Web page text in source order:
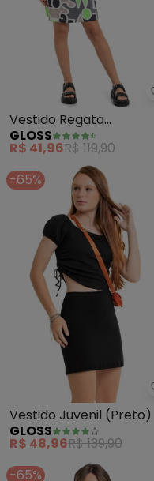
Vestido Regata
Estampado (Verde)
GLOSS
R$ 41,96R$ 119,90
-65%
Vestido Juvenil (Preto)
GLOSS
R$ 48,96R$ 139,90
-65%